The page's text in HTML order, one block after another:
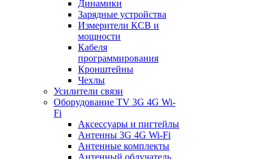
Динамики
Зарядные устройства
Измерители КСВ и
мощности
Кабеля
программирования
Кронштейны
Чехлы
Усилители связи
Оборудование TV 3G 4G Wi-
Fi
Аксессуары и пигтейлы
Антенны 3G 4G Wi-Fi
Антенные комплекты